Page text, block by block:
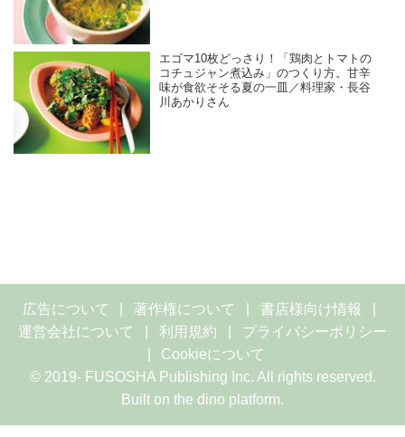
エゴマ10枚どっさり！「鶏肉とトマトの
コチュジャン煮込み」のつくり方。甘辛
味が食欲そそる夏の一皿／料理家・長谷
川あかりさん
広告について 著作権について
書店様向け情報
運営会社について
利用規約
プライバシーポリシー
Cookieについて
© 2019- FUSOSHA Publishing Inc. All rights reserved.
Built on the dino platform.